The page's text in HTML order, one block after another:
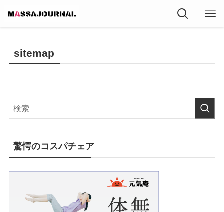
sitemap
驚愕のコスパチェア